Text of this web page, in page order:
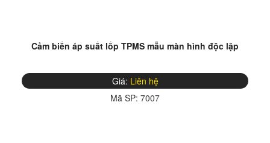
Cảm biến áp suất lốp TPMS mẫu màn hình độc lập
Giá: Liên hệ
Mã SP: 7007